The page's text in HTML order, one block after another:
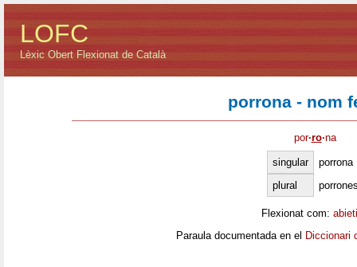
LOFC
Lèxic Obert Flexionat de Català
porrona - nom
por·ro·na
singular
porrona
plural
Flexionat com:
Paraula documentada en el Diccionari